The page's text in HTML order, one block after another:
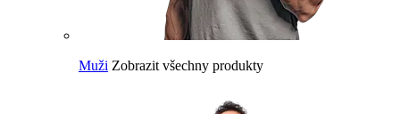
Muži Zobrazit všechny produkty